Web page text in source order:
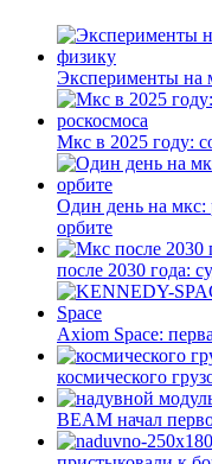
Эксперименты на
Мкс в 2025 году:
Один день на мкс:
орбите
после 2030 года:
Axiom Space:
космического
BEAM начал